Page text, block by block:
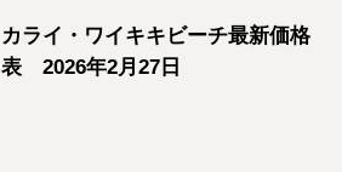
カライ・ワイキキビーチ最新価格
表 2026年2月27日